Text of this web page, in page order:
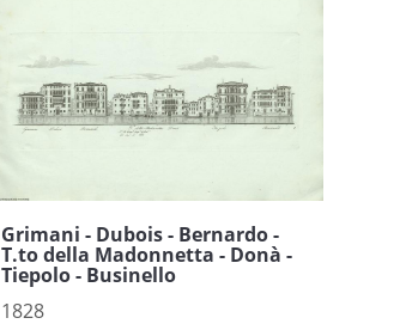
Grimani - Dubois - Bernardo -
T.to della Madonnetta - Donà -
Tiepolo - Businello
1828